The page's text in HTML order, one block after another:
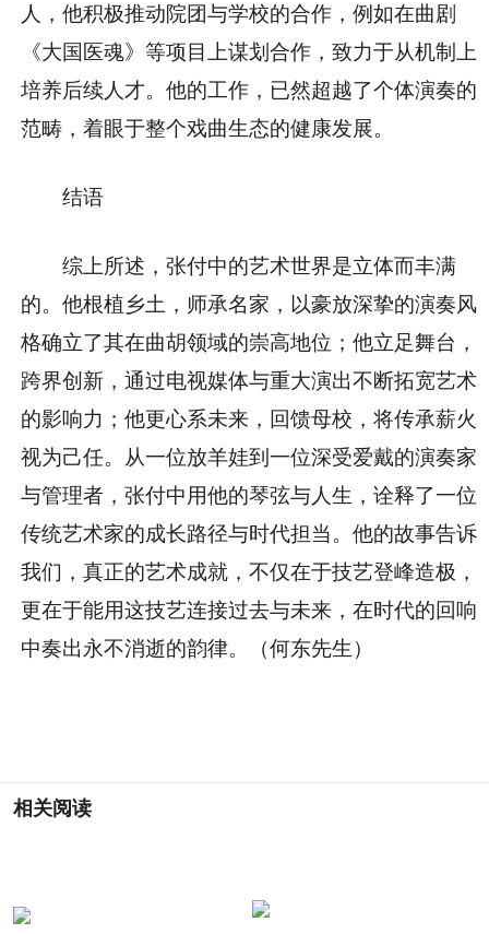
人，他积极推动院团与学校的合作，例如在曲剧
《大国医魂》等项目上谋划合作，致力于从机制上
培养后续人才。他的工作，已然超越了个体演奏的
范畴，着眼于整个戏曲生态的健康发展。
结语
综上所述，张付中的艺术世界是立体而丰满
的。他根植乡土，师承名家，以豪放深挚的演奏风
格确立了其在曲胡领域的崇高地位；他立足舞台，
跨界创新，通过电视媒体与重大演出不断拓宽艺术
的影响力；他更心系未来，回馈母校，将传承薪火
视为己任。从一位放羊娃到一位深受爱戴的演奏家
与管理者，张付中用他的琴弦与人生，诠释了一位
传统艺术家的成长路径与时代担当。他的故事告诉
我们，真正的艺术成就，不仅在于技艺登峰造极，
更在于能用这技艺连接过去与未来，在时代的回响
中奏出永不消逝的韵律。（何东先生）
相关阅读